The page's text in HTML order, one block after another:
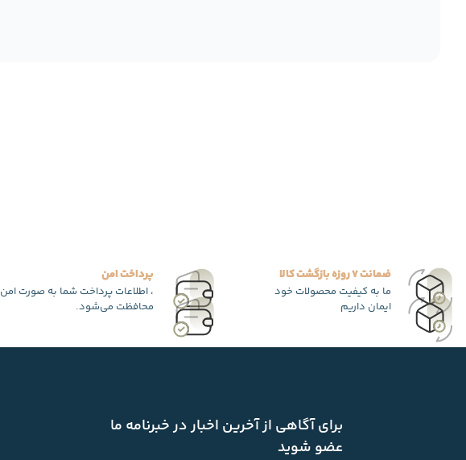
ضمانت 7 روزه بازگشت کالا
ما به کیفیت محصولات خود
ایمان داریم
پرداخت امن
، اطلاعات پرداخت شما به صورت امن
محافظت می‌شود.
برای آگاهی از آخرین اخبار در خبرنامه ما
عضو شوید